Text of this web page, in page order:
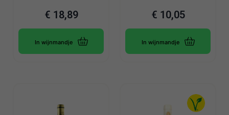
€ 18,89
In wijnmandje
€ 10,05
In wijnmandje